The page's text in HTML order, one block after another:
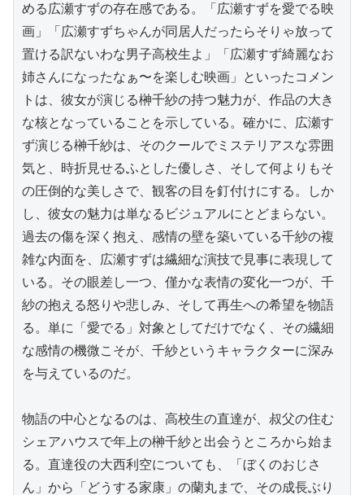
める広瀬すずの存在感である。「広瀬すずを愛でる映
画」「広瀬すずちゃんが同居人だったらそりゃ放って
置ける訳ないわな男子高校生よ」「広瀬すず綺麗なお
姉さんになったなぁ〜を楽しむ映画」といったコメン
トは、彼女が演じる榊千紗の持つ魅力が、作品の大き
な核となっていることを示している。確かに、広瀬す
ず演じる榊千紗は、そのクールでミステリアスな雰囲
気と、時折見せるふとした優しさ、そして何よりもそ
の圧倒的な美しさで、観客の目を釘付けにする。しか
し、彼女の魅力は単なるビジュアルにとどまらない。
過去の傷を深く抱え、感情の壁を築いている千紗の複
雑な内面を、広瀬すずは繊細な演技で見事に表現して
いる。その眼差し一つ、僅かな表情の変化一つが、千
紗の抱える怒りや悲しみ、そして再生への希望を物語
る。単に「愛でる」対象としてだけでなく、その繊細
な感情の機微こそが、千紗というキャラクターに深み
を与えているのだ。
物語の中心となるのは、高校生の直達が、叔父の住む
シェアハウスで年上の榊千紗と出会うところから始ま
る。直達役の大西利空についても、「ぼくのおじさ
ん」から「どうする家康」の蘭丸まで、その成長ぶり